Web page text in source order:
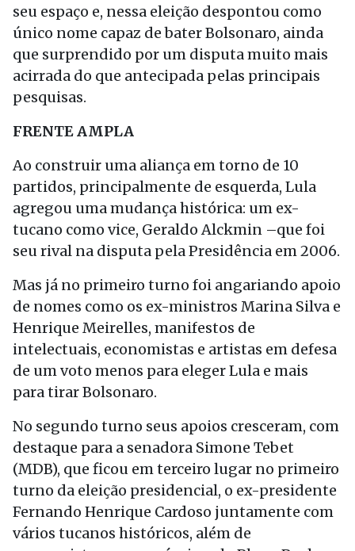
seu espaço e, nessa eleição despontou como
único nome capaz de bater Bolsonaro, ainda
que surprendido por um disputa muito mais
acirrada do que antecipada pelas principais
pesquisas.
FRENTE AMPLA
Ao construir uma aliança em torno de 10
partidos, principalmente de esquerda, Lula
agregou uma mudança histórica: um ex-
tucano como vice, Geraldo Alckmin –que foi
seu rival na disputa pela Presidência em 2006.
Mas já no primeiro turno foi angariando apoio
de nomes como os ex-ministros Marina Silva e
Henrique Meirelles, manifestos de
intelectuais, economistas e artistas em defesa
de um voto menos para eleger Lula e mais
para tirar Bolsonaro.
No segundo turno seus apoios cresceram, com
destaque para a senadora Simone Tebet
(MDB), que ficou em terceiro lugar no primeiro
turno da eleição presidencial, o ex-presidente
Fernando Henrique Cardoso juntamente com
vários tucanos históricos, além de